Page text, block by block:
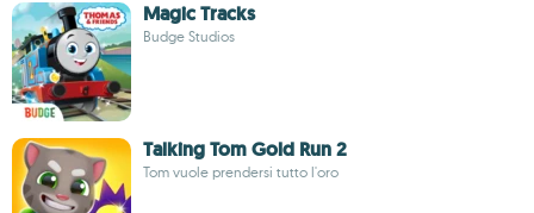
Magic Tracks
Budge Studios
Talking Tom Gold Run 2
Tom vuole prendersi tutto l'oro